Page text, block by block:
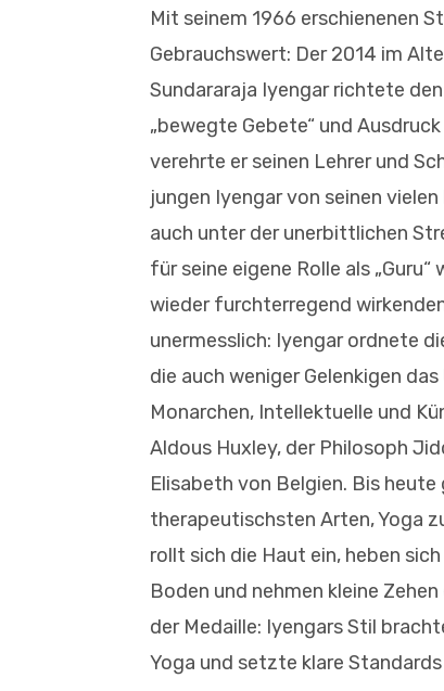
Mit seinem 1966 erschienenen
Gebrauchswert: Der 2014 im
Sundararaja Iyengar richtete
„bewegte Gebete“ und
verehrte er seinen Lehrer und
jungen Iyengar von seinen
auch unter der unerbittlichen
für seine eigene Rolle als
wieder furchterregend
unermesslich: Iyengar ordnete
die auch weniger Gelenkigen
Monarchen, Intellektuelle und
Aldous Huxley, der Philosoph
Elisabeth von Belgien. Bis
therapeutischsten Arten, Yoga
rollt sich die Haut ein, heben
Boden und nehmen kleine
der Medaille: Iyengars Stil
Yoga und setzte klare Standards